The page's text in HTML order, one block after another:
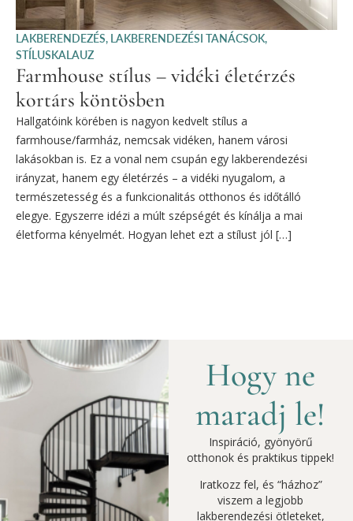
LAKBERENDEZÉS, LAKBERENDEZÉSI TANÁCSOK,
STÍLUSKALAUZ
Farmhouse stílus – vidéki életérzés
kortárs köntösben
Hallgatóink körében is nagyon kedvelt stílus a
farmhouse/farmház, nemcsak vidéken, hanem városi
lakásokban is. Ez a vonal nem csupán egy lakberendezési
irányzat, hanem egy életérzés – a vidéki nyugalom, a
természetesség és a funkcionalitás otthonos és időtálló
elegye. Egyszerre idézi a múlt szépségét és kínálja a mai
életforma kényelmét. Hogyan lehet ezt a stílust jól […]
Hogy ne
maradj le!
Inspiráció, gyönyörű
otthonok és praktikus tippek!
Iratkozz fel, és “házhoz”
viszem a legjobb
lakberendezési ötleteket,